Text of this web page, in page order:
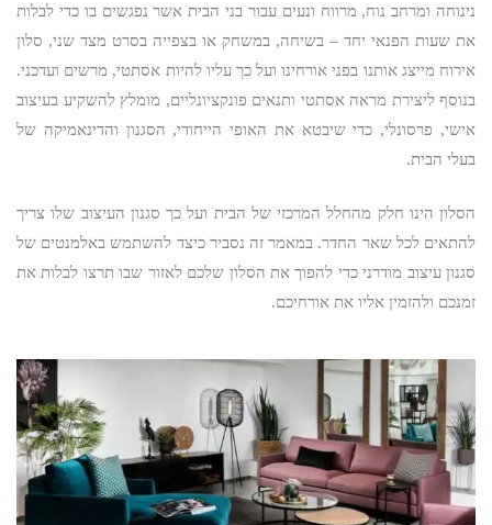
נינוחה ומרחב נוח, מרווח ונעים עבור בני הבית אשר נפגשים בו כדי לבלות
את שעות הפנאי יחד – בשיחה, במשחק או בצפייה בסרט מצד שני, סלון
אירוח מייצג אותנו בפני אורחינו ועל כך עליו להיות אסתטי, מרשים ועדכני.
בנוסף ליצירת מראה אסתטי ותנאים פונקציונליים, מומלץ להשקיע בעיצוב
אישי, פרסונלי, כדי שיבטא את האופי הייחודי, הסגנון והדינאמיקה של
בעלי הבית.
הסלון הינו חלק מהחלל המרכזי של הבית ועל כך סגנון העיצוב שלו צריך
להתאים לכל שאר החדר. במאמר זה נסביר כיצד להשתמש באלמנטים של
סגנון עיצוב מודרני כדי להפוך את הסלון שלכם לאזור שבו תרצו לבלות את
זמנכם ולהזמין אליו את אורחיכם.